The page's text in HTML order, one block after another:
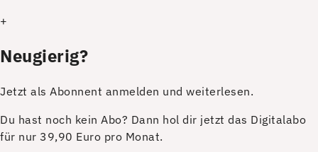
+
Neugierig?
Jetzt als Abonnent anmelden und weiterlesen.
Du hast noch kein Abo? Dann hol dir jetzt das Digitalabo
für nur 39,90 Euro pro Monat.